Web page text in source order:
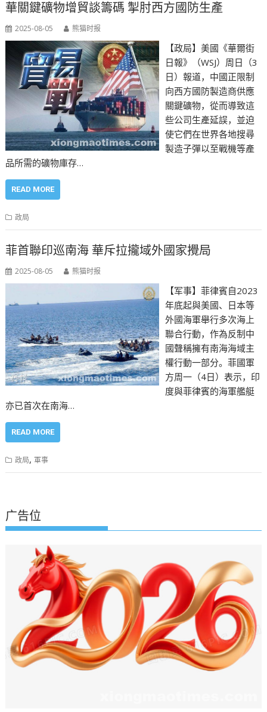
華關鍵礦物增貿談籌碼 掣肘西方國防生產
2025-08-05 熊猫时报
【政局】美國《華爾街
日報》（WSJ）周日（3
日）報道，中國正限制
向西方國防製造商供應
關鍵礦物，從而導致這
些公司生產延誤，並迫
使它們在世界各地搜尋
製造子彈以至戰機等產
品所需的礦物庫存…
READ MORE
政局
菲首聯印巡南海 華斥拉攏域外國家攪局
2025-08-05 熊猫时报
【军事】菲律賓自2023
年底起與美國、日本等
外國海軍舉行多次海上
聯合行動，作為反制中
國聲稱擁有南海海域主
權行動一部分。菲國軍
方周一（4日）表示，印
度與菲律賓的海軍艦艇
亦已首次在南海…
READ MORE
政局,軍事
广告位